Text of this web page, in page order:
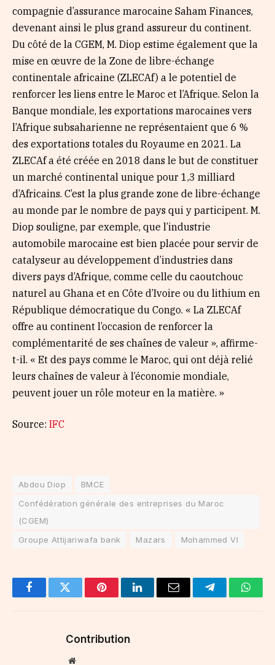
compagnie d’assurance marocaine Saham Finances,
devenant ainsi le plus grand assureur du continent.
Du côté de la CGEM, M. Diop estime également que la
mise en œuvre de la Zone de libre-échange
continentale africaine (ZLECAf) a le potentiel de
renforcer les liens entre le Maroc et l’Afrique. Selon la
Banque mondiale, les exportations marocaines vers
l’Afrique subsaharienne ne représentaient que 6 %
des exportations totales du Royaume en 2021. La
ZLECAf a été créée en 2018 dans le but de constituer
un marché continental unique pour 1,3 milliard
d’Africains. C’est la plus grande zone de libre-échange
au monde par le nombre de pays qui y participent. M.
Diop souligne, par exemple, que l’industrie
automobile marocaine est bien placée pour servir de
catalyseur au développement d’industries dans
divers pays d’Afrique, comme celle du caoutchouc
naturel au Ghana et en Côte d’Ivoire ou du lithium en
République démocratique du Congo. « La ZLECAf
offre au continent l’occasion de renforcer la
complémentarité de ses chaînes de valeur », affirme-
t-il. « Et des pays comme le Maroc, qui ont déjà relié
leurs chaînes de valeur à l’économie mondiale,
peuvent jouer un rôle moteur en la matière. »
Source: IFC
Abdou Diop
BMCE
Confédération générale des entreprises du Maroc
(CGEM)
Groupe Attijariwafa bank
Mazars Mohammed VI
FacebookTwitter PinterestLinkedInEmail Telegram
Contribution
Website